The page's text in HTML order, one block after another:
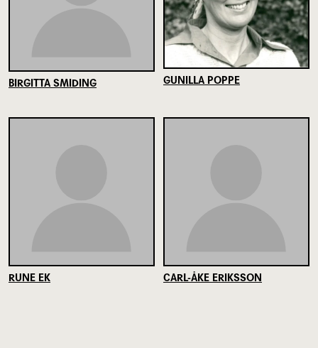
BIRGITTA SMIDING GUNILLA POPPE
RUNE EK CARL-ÅKE ERIKSSON